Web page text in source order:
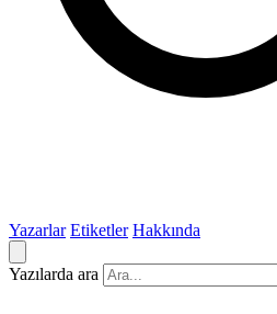
Yazarlar Etiketler Hakkında
Yazılarda ara